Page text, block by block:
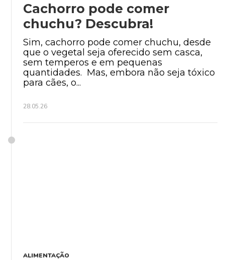
Cachorro pode comer
chuchu? Descubra!
Sim, cachorro pode comer chuchu, desde
que o vegetal seja oferecido sem casca,
sem temperos e em pequenas
quantidades. Mas, embora não seja tóxico
para cães, o...
28.05.26
ALIMENTAÇÃO